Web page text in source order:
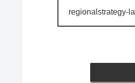
regionalstrategy-